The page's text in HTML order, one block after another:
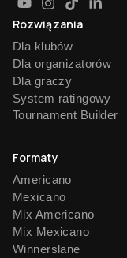
Rozwiązania
Dla klubów
Dla organizatorów
Dla graczy
System ratingowy
Tournament Builder
Formaty
Americano
Mexicano
Mix Americano
Mix Mexicano
Winnerslane